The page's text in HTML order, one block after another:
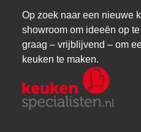
Op zoek naar een nieuwe
showroom om ideeën op
graag – vrijblijvend – om
keuken te maken.